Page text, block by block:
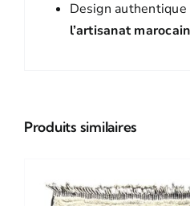
Design
l’artisanat marocain
Produits similaires